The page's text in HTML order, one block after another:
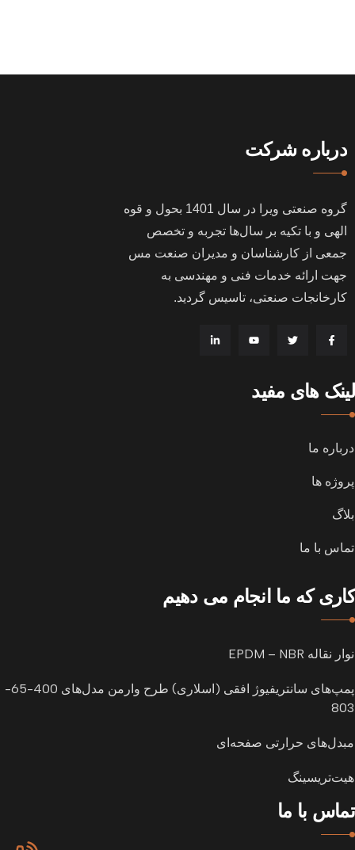
درباره شرکت
گروه صنعتی ویرا در سال
بحول و قوه
الهی و با تکیه بر سال‌ها تجربه و تخصص
جمعی از کارشناسان و مدیران صنعت مس
جهت ارائه خدمات فنی و مهندسی به
کارخانجات صنعتی، تاسیس گردید.
لینک های مفید
درباره ما
پروژه ها
بلاگ
تماس با ما
کاری که ما انجام می دهیم
نوار نقاله EPDM – NBR
پمپ‌های سانتریفیوژ افقی (اسلاری) طرح وارمن مدل‌های 400-65-
803
مبدل‌های حرارتی صفحه‌ای
هیت‌تریسینگ
تماس با ما